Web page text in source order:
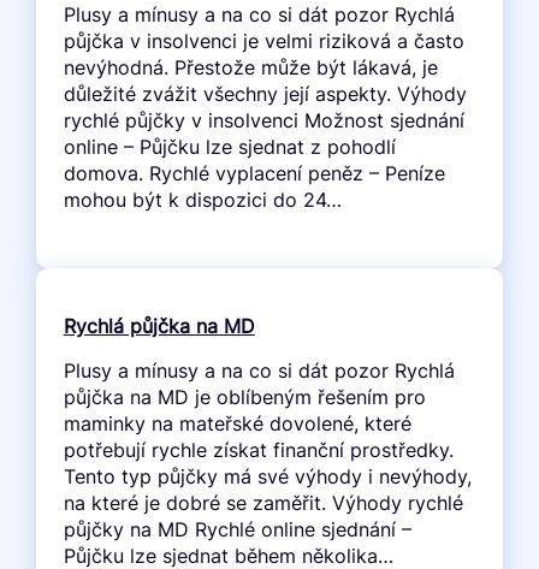
Plusy a mínusy a na co si dát pozor Rychlá
půjčka v insolvenci je velmi riziková a často
nevýhodná. Přestože může být lákavá, je
důležité zvážit všechny její aspekty. Výhody
rychlé půjčky v insolvenci Možnost sjednání
online – Půjčku lze sjednat z pohodlí
domova. Rychlé vyplacení peněz – Peníze
mohou být k dispozici do 24…
Rychlá půjčka na MD
Plusy a mínusy a na co si dát pozor Rychlá
půjčka na MD je oblíbeným řešením pro
maminky na mateřské dovolené, které
potřebují rychle získat finanční prostředky.
Tento typ půjčky má své výhody i nevýhody,
na které je dobré se zaměřit. Výhody rychlé
půjčky na MD Rychlé online sjednání –
Půjčku lze sjednat během několika…